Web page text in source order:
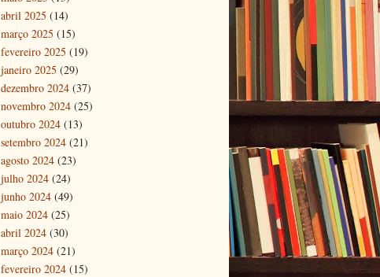
abril 2025 (14)
março 2025 (15)
fevereiro 2025 (19)
janeiro 2025 (29)
dezembro 2024 (37)
novembro 2024 (25)
outubro 2024 (13)
setembro 2024 (21)
agosto 2024 (23)
julho 2024 (24)
junho 2024 (49)
maio 2024 (25)
abril 2024 (30)
março 2024 (21)
fevereiro 2024 (15)